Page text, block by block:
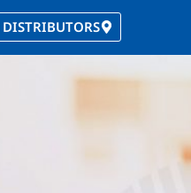
DISTRIBUTORS